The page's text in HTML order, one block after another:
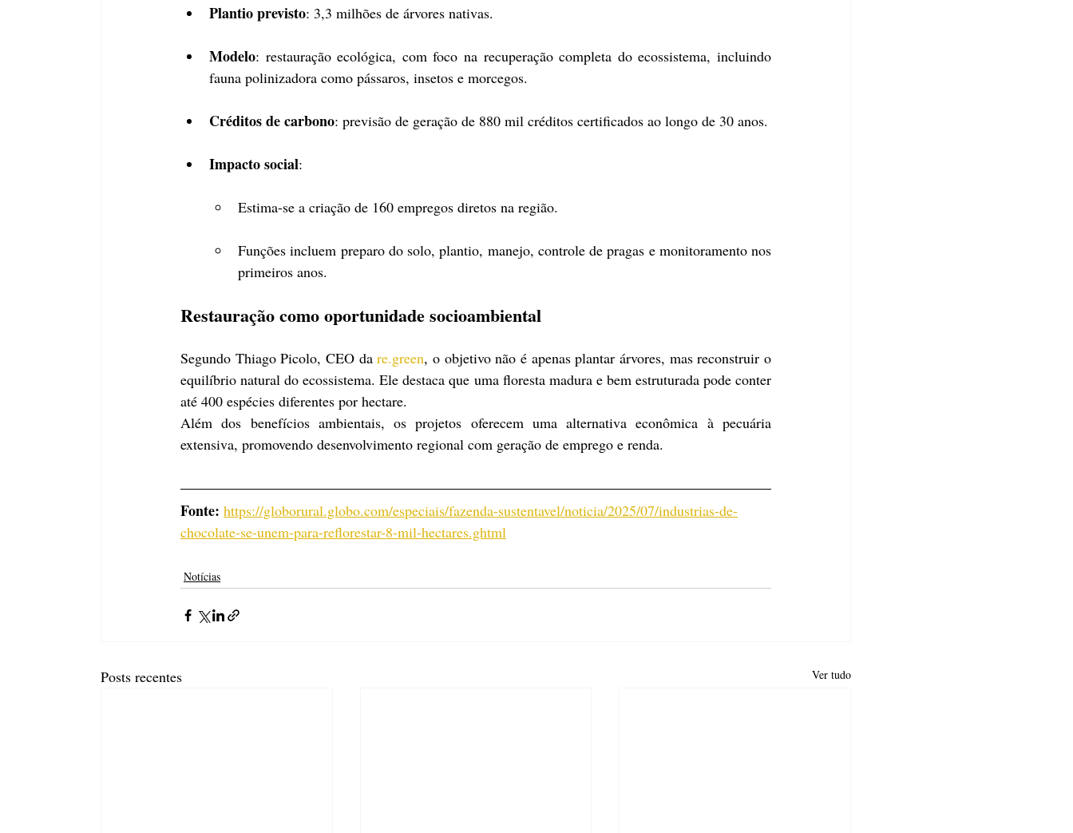
Plantio previsto: 3,3 milhões de árvores nativas.
Modelo: restauração ecológica, com foco na recuperação completa do ecossistema, incluindo
fauna polinizadora como pássaros, insetos e morcegos.
Créditos de carbono: previsão de geração de 880 mil créditos certificados ao longo de 30 anos.
Impacto social:
Estima-se a criação de 160 empregos diretos na região.
Funções incluem preparo do solo, plantio, manejo, controle de pragas e monitoramento nos
primeiros anos.
Restauração como oportunidade socioambiental
Segundo Thiago Picolo, CEO da re.green, o objetivo não é apenas plantar árvores, mas reconstruir o
equilíbrio natural do ecossistema. Ele destaca que uma floresta madura e bem estruturada pode conter
até 400 espécies diferentes por hectare.
Além dos benefícios ambientais, os projetos oferecem uma alternativa econômica à pecuária
extensiva, promovendo desenvolvimento regional com geração de emprego e renda.
Fonte: https://globorural.globo.com/especiais/fazenda-sustentavel/noticia/2025/07/industrias-de-
chocolate-se-unem-para-reflorestar-8-mil-hectares.ghtml
Notícias
Posts recentes Ver tudo